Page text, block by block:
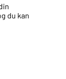
du kan